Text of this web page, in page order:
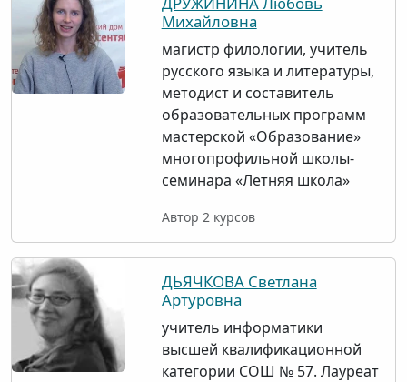
Михайловна
магистр филологии, учитель
русского языка и литературы,
методист и составитель
образовательных программ
мастерской «Образование»
многопрофильной школы-
семинара «Летняя школа»
Автор 2 курсов
ДЬЯЧКОВА Светлана
Артуровна
учитель информатики
высшей квалификационной
категории СОШ № 57. Лауреат